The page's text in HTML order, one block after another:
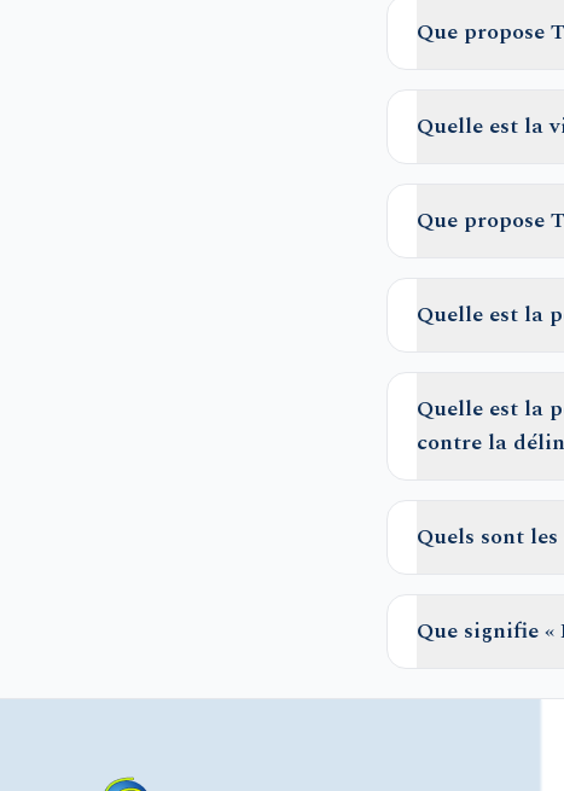
Que propose
Quelle est la
Que propose
Quelle est la
Quelle est la
contre la
Quels sont
Que signifie